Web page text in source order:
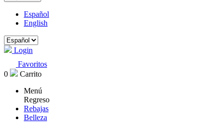
Español
English
Login
Favoritos
0
Carrito
Menú
Regreso
Rebajas
Belleza